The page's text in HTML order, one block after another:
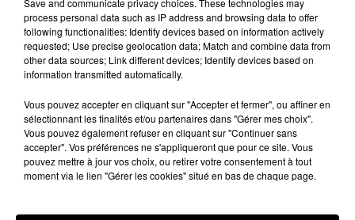
100%
100% Radio les infos de l'Aude
29 juin 2023 - 2 min 16 sec
LES INFOS DE L'AUDE DU 29/06/2023 À
11H00
Les infos de l'Aude
Save and communicate privacy choices. These technologies may
process personal data such as IP address and browsing data to offer
following functionalities: Identify devices based on information actively
requested; Use precise geolocation data; Match and combine data from
other data sources; Link different devices; Identify devices based on
information transmitted automatically.
Vous pouvez accepter en cliquant sur "Accepter et fermer", ou affiner en
sélectionnant les finalités et/ou partenaires dans "Gérer mes choix".
Vous pouvez également refuser en cliquant sur "Continuer sans
accepter". Vos préférences ne s'appliqueront que pour ce site. Vous
pouvez mettre à jour vos choix, ou retirer votre consentement à tout
moment via le lien "Gérer les cookies" situé en bas de chaque page.